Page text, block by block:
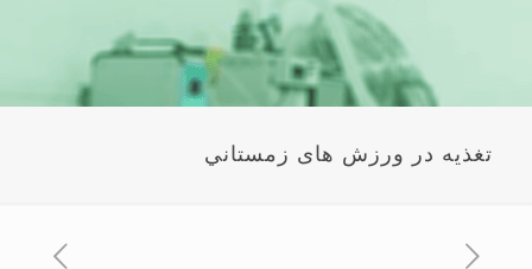
تغذيه در ورزش های زمستاني